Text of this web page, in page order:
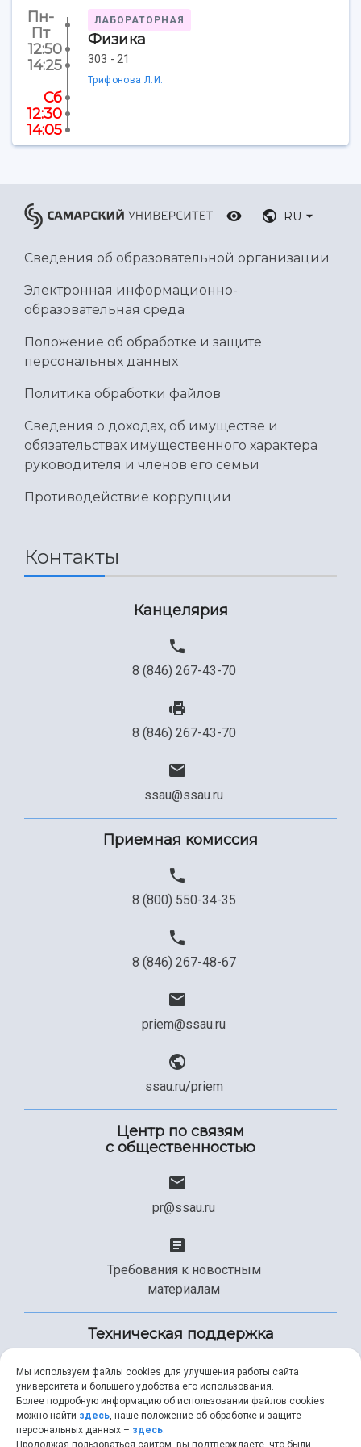
Ботанический сад
Умный дом бабочек
Международный межвузовский кампус
Сведения об образовательной организации
Официальные документы
Пн-
Пт
12:50
14:25
Сб
12:30
14:05
ЛАБОРАТОРНАЯ
Физика
303 - 21
Трифонова Л.И.
RU
Сведения об образовательной организации
Электронная информационно-
образовательная среда
Положение об обработке и защите
персональных данных
Политика обработки файлов
Сведения о доходах, об имуществе и
обязательствах имущественного характера
руководителя и членов его семьи
Противодействие коррупции
Контакты
Канцелярия
8 (846) 267-43-70
8 (846) 267-43-70
ssau@ssau.ru
Приемная комиссия
8 (800) 550-34-35
8 (846) 267-48-67
priem@ssau.ru
ssau.ru/priem
Центр по связям
с общественностью
pr@ssau.ru
Требования к новостным
материалам
Техническая поддержка
+7 (846) 267-49-99
Мы используем файлы cookies для улучшения работы сайта
университета и большего удобства его использования.
Более подробную информацию об использовании файлов cookies
можно найти здесь, наше положение об обработке и защите
персональных данных – здесь.
Продолжая пользоваться сайтом, вы подтверждаете, что были